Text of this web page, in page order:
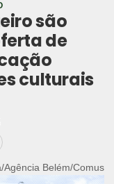
são
de
culturais
Belém/Comus